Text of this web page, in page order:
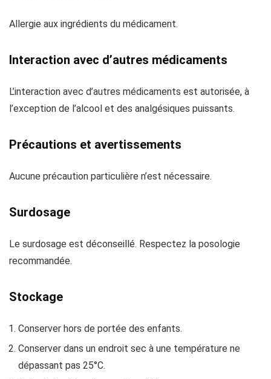
Allergie aux ingrédients du médicament.
Interaction avec d’autres médicaments
L’interaction avec d’autres médicaments est autorisée, à
l’exception de l’alcool et des analgésiques puissants.
Précautions et avertissements
Aucune précaution particulière n’est nécessaire.
Surdosage
Le surdosage est déconseillé. Respectez la posologie
recommandée.
Stockage
Conserver hors de portée des enfants.
Conserver dans un endroit sec à une température ne
dépassant pas 25°C.